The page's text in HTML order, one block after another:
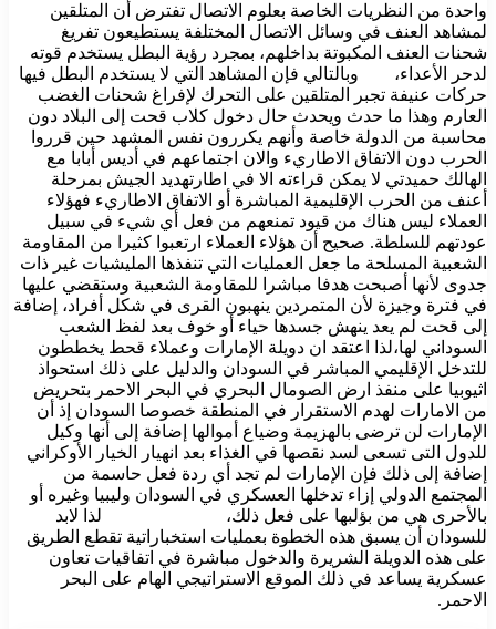
‏واحدة من النظريات الخاصة بعلوم الاتصال تفترض أن المتلقين
لمشاهد العنف في وسائل الاتصال المختلفة يستطيعون تفريغ
شحنات العنف المكبوتة بداخلهم، بمجرد رؤية البطل يستخدم قوته
لدحر الأعداء، وبالتالي فإن المشاهد التي لا يستخدم البطل فيها
حركات عنيفة تجبر المتلقين على التحرك لإفراغ شحنات الغضب
العارم وهذا ما حدث ويحدث حال دخول كلاب قحت إلى البلاد دون
محاسبة من الدولة خاصة وأنهم يكررون نفس المشهد حين قرروا
الحرب دون الاتفاق الاطاريء والان اجتماعهم في أديس أبابا مع
الهالك حميدتي لا يمكن قراءته الا في اطارتهديد الجيش بمرحلة
أعنف من الحرب الإقليمية المباشرة أو الاتفاق الاطاريء فهؤلاء
العملاء ليس هناك من قيود تمنعهم من فعل أي شيء في سبيل
عودتهم للسلطة. صحيح أن هؤلاء العملاء ارتعبوا كثيرا من المقاومة
الشعبية المسلحة ما جعل العمليات التي تنفذها المليشيات غير ذات
جدوى لأنها أصبحت هدفا مباشرا للمقاومة الشعبية وستقضي عليها
في فترة وجيزة لأن المتمردين ينهبون القرى في شكل أفراد، إضافة
إلى قحت لم يعد ينهش جسدها حياء أو خوف بعد لفظ الشعب
السوداني لها،لذا اعتقد ان دويلة الإمارات وعملاء قحط يخططون
للتدخل الإقليمي المباشر في السودان والدليل على ذلك استحواذ
اثيوبيا على منفذ ارض الصومال البحري في البحر الاحمر بتحريض
من الامارات لهدم الاستقرار في المنطقة خصوصا السودان إذ أن
الإمارات لن ترضى بالهزيمة وضياع أموالها إضافة إلى أنها وكيل
للدول التى تسعى لسد نقصها في الغذاء بعد انهيار الخيار الأوكراني
إضافة إلى ذلك فإن الإمارات لم تجد أي ردة فعل حاسمة من
المجتمع الدولي إزاء تدخلها العسكري في السودان وليبيا وغيره أو
بالأحرى هي من بؤلبها على فعل ذلك، لذا لابد
للسودان أن يسبق هذه الخطوة بعمليات استخباراتية تقطع الطريق
على هذه الدويلة الشريرة والدخول مباشرة في اتفاقيات تعاون
عسكرية يساعد في ذلك الموقع الاستراتيجي الهام على البحر
الاحمر.